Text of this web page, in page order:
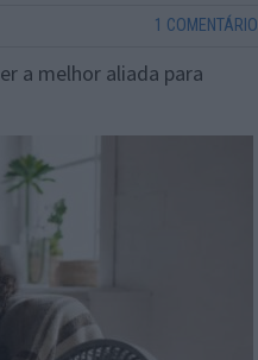
1 COMENTÁRIO
a melhor aliada para